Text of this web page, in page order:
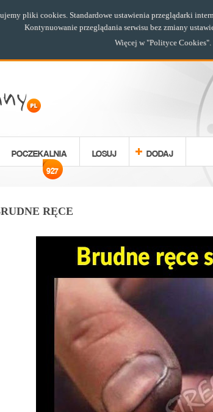
POCZEKALNIA
927
LOSUJ DODAJ
RĘCE
pliki cookies. Standardowe ustawienia przeglądarki
Kontynuowanie przeglądania serwisu bez zmiany
Więcej w "Polityce Cookies".